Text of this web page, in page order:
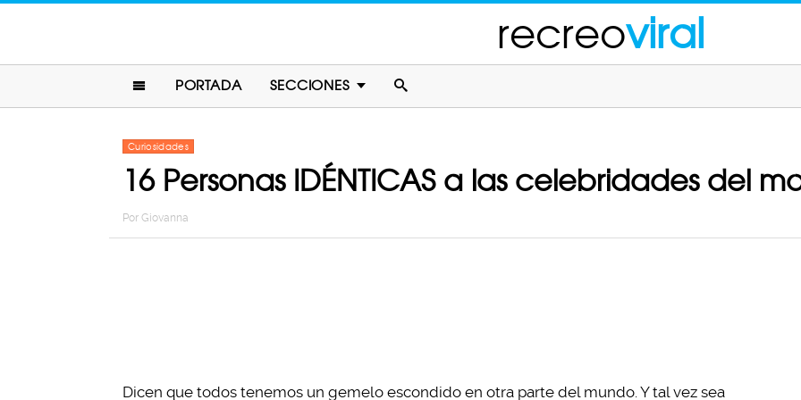
recreoviral
PORTADA SECCIONES
Curiosidades
16 Personas IDÉNTICAS a las celebridades del
Por Giovanna
Dicen que todos tenemos un gemelo escondido en otra parte del mundo. Y tal vez sea